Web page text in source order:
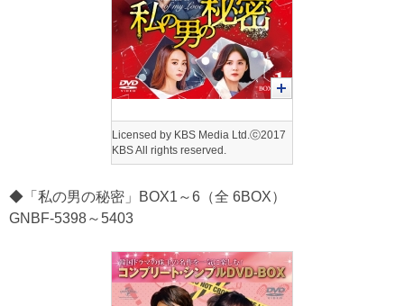
Licensed by KBS Media Ltd.ⓒ2017
KBS All rights reserved.
◆「私の男の秘密」BOX1～6（全 6BOX）
GNBF-5398～5403